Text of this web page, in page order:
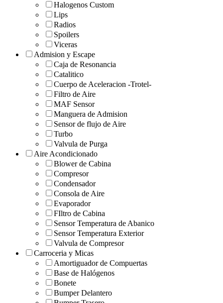
Halogenos Custom
Lips
Radios
Spoilers
Viceras
Admision y Escape
Caja de Resonancia
Catalitico
Cuerpo de Aceleracion -Trotel-
Filtro de Aire
MAF Sensor
Manguera de Admision
Sensor de flujo de Aire
Turbo
Valvula de Purga
Aire Acondicionado
Blower de Cabina
Compresor
Condensador
Consola de Aire
Evaporador
FIltro de Cabina
Sensor Temperatura de Abanico
Sensor Temperatura Exterior
Valvula de Compresor
Carroceria y Micas
Amortiguador de Compuertas
Base de Halógenos
Bonete
Bumper Delantero